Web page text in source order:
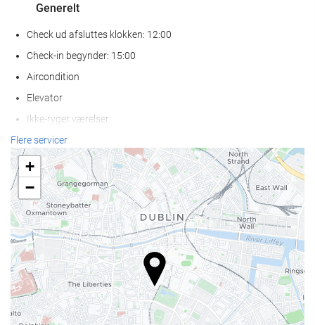
Generelt
Check ud afsluttes klokken: 12:00
Check-in begynder: 15:00
Aircondition
Elevator
Ikke-ryger værelser
Ryge område
Kæledyr er ikke tilladt
Receptionen
Bagageopbevaring
Sikkerhedsboks
Pengeveksel
Sightseeingskranke
Flere servicer
+
−